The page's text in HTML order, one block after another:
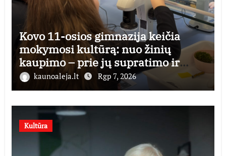
Kovo 11-osios gimnazija keičia
mokymosi kultūrą: nuo žinių
kaupimo – prie jų supratimo ir
taikymo
kaunoaleja.lt Rgp 7, 2026
Kultūra